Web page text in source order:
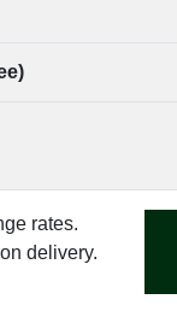
rates.
delivery.